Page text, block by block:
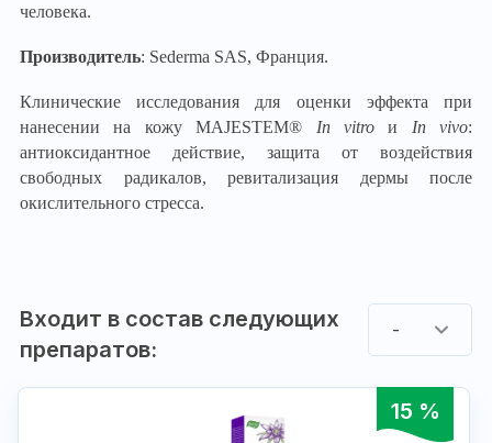
человека.
Производитель: Sederma SAS, Франция.
Клинические исследования для оценки эффекта при
нанесении на кожу MAJESTEM® In vitroи In vivo:
антиоксидантное действие, защита от воздействия
свободных радикалов, ревитализация дермы после
окислительного стресса.
Входит в состав следующих
препаратов:
-
15 %